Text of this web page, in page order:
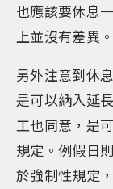
也應該要休息
上並沒有差異。
另外注意到休
是可以納入延
工也同意，是
規定。例假日
於強制性規定